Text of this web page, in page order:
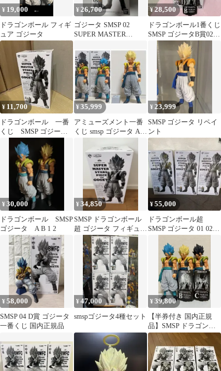
¥ 19,000
ドラゴンボール フィギ
ュア ゴジータ
¥ 26,700
ゴジータ SMSP 02
SUPER MASTER
¥28,500
ドラゴンボール1番くじ
SMSP ゴジータB賞02
半券付き
¥ 11,700
ドラゴンボール 一番
くじ SMSP ゴジー
タ 01 フィギュア
¥35,999
アミューズメント一番
くじ smsp ゴジータ A賞
¥ 23,999
SMSP ゴジータ リペイ
ント
¥30,000
ドラゴンボール SMSP
ゴジータ A B 1 2
¥34,850
SMSP ドラゴンボール
超 ゴジータ フィギュア
¥55,000
ドラゴンボール超
SMSP ゴジータ 01 02
¥58,000
SMSP 04 D賞 ゴジータ
一番くじ 国内正規品
¥47,000
smspゴジータ4種セット
¥39,800
【半券付き 国内正規
品】SMSP ドラゴンボ
ール ゴジータ フィギュ
ア 3体